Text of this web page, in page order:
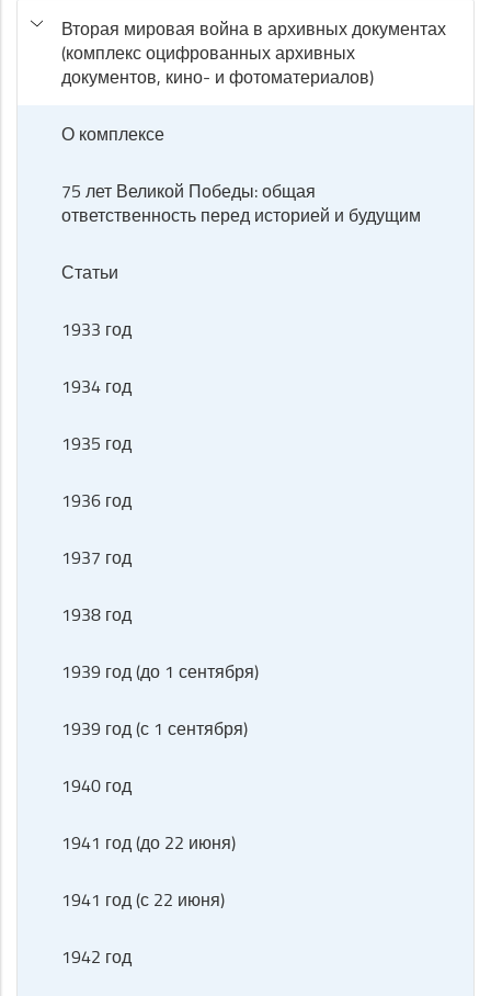
Вторая мировая война в архивных документах
(комплекс оцифрованных архивных
документов, кино- и фотоматериалов)
О комплексе
75 лет Великой Победы: общая
ответственность перед историей и будущим
Статьи
1933 год
1934 год
1935 год
1936 год
1937 год
1938 год
1939 год (до 1 сентября)
1939 год (с 1 сентября)
1940 год
1941 год (до 22 июня)
1941 год (с 22 июня)
1942 год